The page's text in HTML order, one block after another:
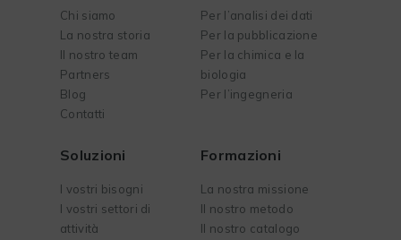
Chi siamo
La nostra storia
Il nostro team
Partners
Blog
Contatti
Per l’analisi dei dati
Per la pubblicazione
Per la chimica e la
biologia
Per l’ingegneria
Soluzioni
I vostri bisogni
I vostri settori di
attività
Formazioni
La nostra missione
Il nostro metodo
Il nostro catalogo